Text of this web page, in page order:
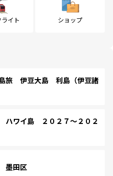
イト ショップ
旅 伊豆大島 利島（伊豆諸
ワイ島 ２０２７～２０２
墨田区